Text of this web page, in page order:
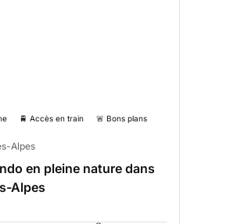
🚆 Accès en train 🚨 Bons plans
Alpes
en pleine nature dans
Alpes